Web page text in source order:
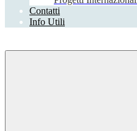
Contatti
Info Utili